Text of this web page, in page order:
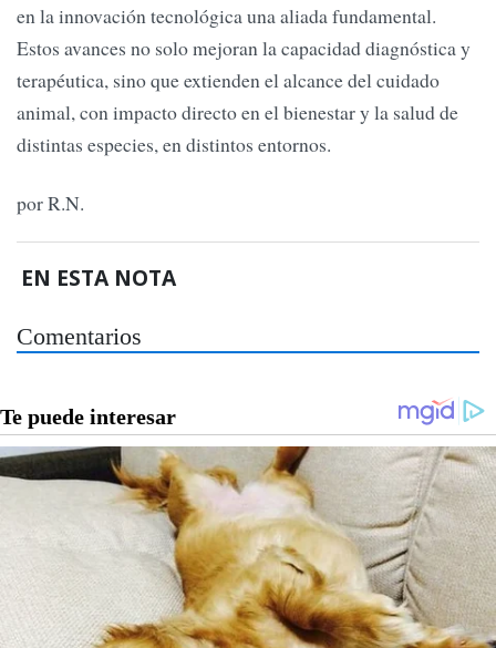
en la innovación tecnológica una aliada fundamental.
Estos avances no solo mejoran la capacidad diagnóstica y
terapéutica, sino que extienden el alcance del cuidado
animal, con impacto directo en el bienestar y la salud de
distintas especies, en distintos entornos.
por R.N.
EN ESTA NOTA
Comentarios